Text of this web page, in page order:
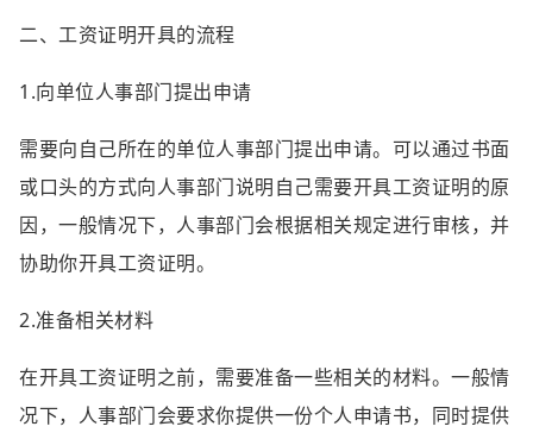
二、工资证明开具的流程
1.向单位人事部门提出申请
需要向自己所在的单位人事部门提出申请。可以通过书面
或口头的方式向人事部门说明自己需要开具工资证明的原
因，一般情况下，人事部门会根据相关规定进行审核，并
协助你开具工资证明。
2.准备相关材料
在开具工资证明之前，需要准备一些相关的材料。一般情
况下，人事部门会要求你提供一份个人申请书，同时提供